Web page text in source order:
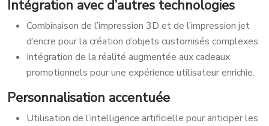
Intégration avec d’autres technologies
Combinaison de l’impression 3D et de l’impression jet
d’encre pour la création d’objets customisés complexes.
Intégration de la réalité augmentée aux cadeaux
promotionnels pour une expérience utilisateur enrichie.
Personnalisation accentuée
Utilisation de l’intelligence artificielle pour anticiper les